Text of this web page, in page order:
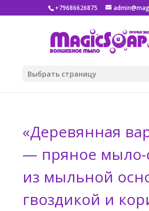
+79686626875
Выбрать страницу
«Деревянная
— пряное мыло-
из мыльной
гвоздикой и